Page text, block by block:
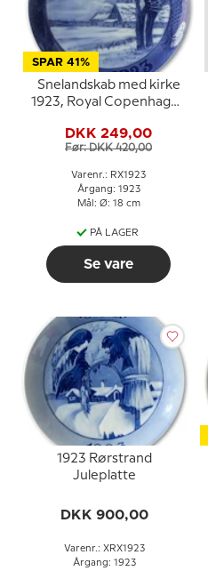
SPAR 41%
Snelandskab med kirke
1923, Royal Copenhagen
DKK 249,00
Før: DKK 420,00
Varenr.: RX1923
Årgang: 1923
Mål: Ø: 18 cm
PÅ LAGER
Se vare
1923 Rørstrand
Juleplatte
DKK 900,00
Varenr.: XRX1923
Årgang: 1923